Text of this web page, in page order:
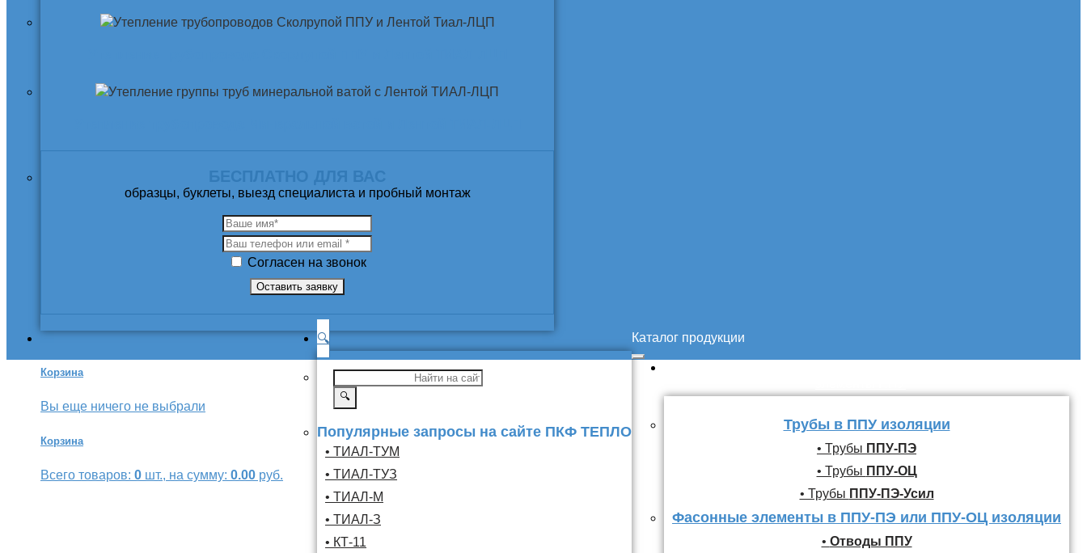
образцы, буклеты, выезд специалиста и пробный монтаж
Согласен на звонок
Корзина
Вы еще ничего не выбрали
Корзина
Всего товаров: 0 шт., на сумму: 0.00 руб.
🔍
🔍
Популярные запросы на сайте ПКФ ТЕПЛО
• ТИАЛ-ТУМ
• ТИАЛ-ТУЗ
• ТИАЛ-М
• ТИАЛ-З
• КТ-11
Каталог продукции
Трубы в ППУ изоляции
• Трубы ППУ-ПЭ
• Трубы ППУ-ОЦ
• Трубы ППУ-ПЭ-Усил
Фасонные элементы в ППУ-ПЭ или ППУ-ОЦ изоляции
• Отводы ППУ